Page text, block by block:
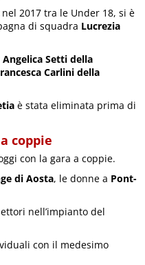
nel 2017 tra le Under 18, si è
di squadra Lucrezia
Angelica Setti della
Carlini della
è stata eliminata prima di
coppie
con la gara a coppie.
di Aosta, le donne a Pont-
nell’impianto del
con il medesimo